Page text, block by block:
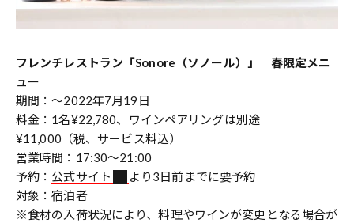
フレンチレストラン「Sonore（ソノール）」 春限定メニ
ュー
期間：〜2022年7月19日
料金：1名¥22,780、ワインペアリングは別途
¥11,000（税、サービス料込）
営業時間：17:30〜21:00
予約： 公式サイト
より3日前までに要予約
対象：宿泊者
※食材の入荷状況により、料理やワインが変更となる場合が